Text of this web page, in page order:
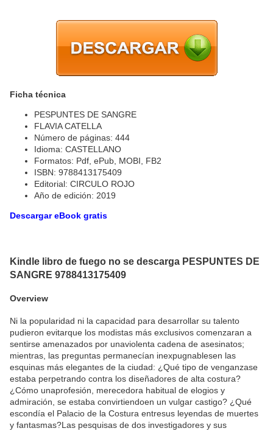
Ficha técnica
PESPUNTES DE SANGRE
FLAVIA CATELLA
Número de páginas: 444
Idioma: CASTELLANO
Formatos: Pdf, ePub, MOBI, FB2
ISBN: 9788413175409
Editorial: CIRCULO ROJO
Año de edición: 2019
Descargar eBook gratis
Kindle libro de fuego no se descarga PESPUNTES DE
SANGRE 9788413175409
Overview
Ni la popularidad ni la capacidad para desarrollar su talento
pudieron evitarque los modistas más exclusivos comenzaran a
sentirse amenazados por unaviolenta cadena de asesinatos;
mientras, las preguntas permanecían inexpugnablesen las
esquinas más elegantes de la ciudad: ¿Qué tipo de venganzase
estaba perpetrando contra los diseñadores de alta costura?
¿Cómo unaprofesión, merecedora habitual de elogios y
admiración, se estaba convirtiendoen un vulgar castigo? ¿Qué
escondía el Palacio de la Costura entresus leyendas de muertes
y fantasmas?Las pesquisas de dos investigadores y sus